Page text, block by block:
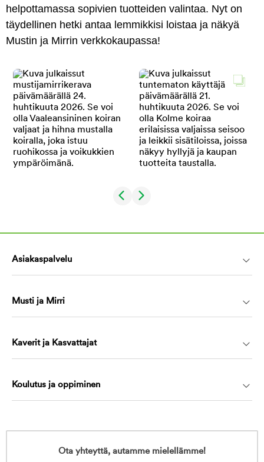
helpottamassa sopivien tuotteiden valintaa. Nyt on
täydellinen hetki antaa lemmikkisi loistaa ja näkyä
Mustin ja Mirrin verkkokaupassa!
Asiakaspalvelu
Musti ja Mirri
Kaverit ja Kasvattajat
Koulutus ja oppiminen
Ota yhteyttä, autamme mielellämme!